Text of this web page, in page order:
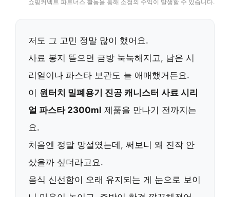
쇼핑커넥트 파트너스 활동을 통해 소정의 수익이 발생할 수 있습니다.
저도 그 고민 정말 많이 했어요.
사료 봉지 뜯으면 금방 눅눅해지고, 남은 시
리얼이나 파스타 보관도 늘 애매했거든요.
이 원터치 밀폐용기 진공 캐니스터 사료 시리
얼 파스타 2300ml 제품을 만나기 전까지는
요.
처음엔 정말 망설였는데, 써보니 왜 진작 안
샀을까 싶더라고요.
음식 신선함이 오래 유지되는 게 눈으로 보이